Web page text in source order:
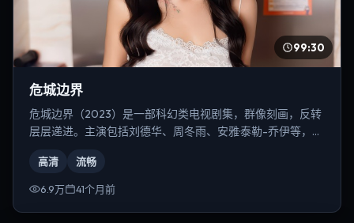
99:30
危城边界
危城边界（2023）是一部科幻类电视剧集，群像刻画，反转
层层递进。主演包括刘德华、周冬雨、安雅·泰勒-乔伊等，导
高清 流畅
6.9万 41个月前